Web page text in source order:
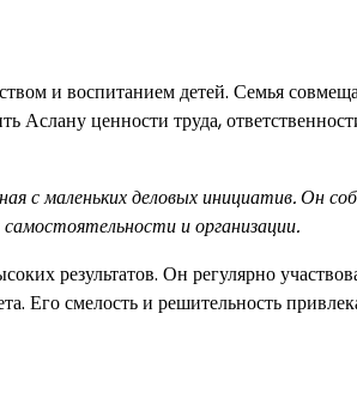
и воспитанием детей. Семья
Аслану ценности труда,
с маленьких деловых инициатив. Он
и организации.
результатов. Он регулярно
Его смелость и решительность